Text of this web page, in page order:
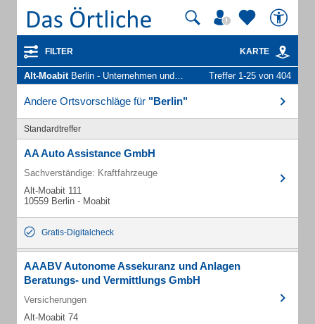
FILTER KARTE
Alt-MoabitBerlin - Unternehmen und Personen Treffer 1-25 von 404
Andere Ortsvorschläge für "Berlin"
Standardtreffer
AA Auto Assistance GmbH
Sachverständige: Kraftfahrzeuge
Alt-Moabit 111
10559 Berlin - Moabit
Gratis-Digitalcheck
AAABV Autonome Assekuranz und Anlagen
Beratungs- und Vermittlungs GmbH
Versicherungen
Alt-Moabit 74